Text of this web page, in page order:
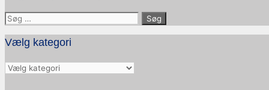
Søg
efter:
Vælg kategori
Vælg